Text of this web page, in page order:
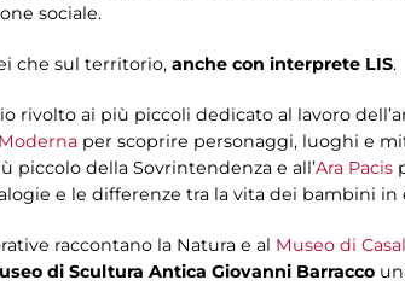
sociale.
che sul territorio, anche con interprete LIS.
rivolto ai più piccoli dedicato al lavoro
per scoprire personaggi, luoghi e
piccolo della Sovrintendenza e all’Ara Pacis
e le differenze tra la vita dei bambini
raccontano la Natura e al Museo di
di Scultura Antica Giovanni Barracco